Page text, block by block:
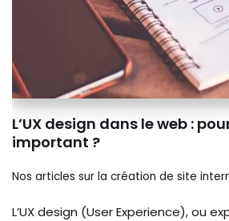
L’UX design dans le web :
important ?
Nos articles sur la création de site
L’UX design (User Experience), ou